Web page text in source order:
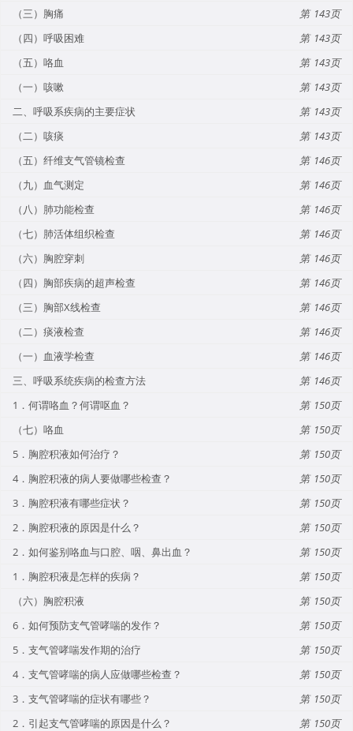
（三）胸痛
143
（四）呼吸困难
143
（五）咯血
143
（一）咳嗽
143
二、呼吸系疾病的主要症状
143
（二）咳痰
143
（五）纤维支气管镜检查
146
（九）血气测定
146
（八）肺功能检查
146
（七）肺活体组织检查
146
（六）胸腔穿刺
146
（四）胸部疾病的超声检查
146
（三）胸部X线检查
146
（二）痰液检查
146
（一）血液学检查
146
三、呼吸系统疾病的检查方法
146
1．何谓咯血？何谓呕血？
150
（七）咯血
150
5．胸腔积液如何治疗？
150
4．胸腔积液的病人要做哪些检查？
150
3．胸腔积液有哪些症状？
150
2．胸腔积液的原因是什么？
150
2．如何鉴别咯血与口腔、咽、鼻出血？
150
1．胸腔积液是怎样的疾病？
150
（六）胸腔积液
150
6．如何预防支气管哮喘的发作？
150
5．支气管哮喘发作期的治疗
150
4．支气管哮喘的病人应做哪些检查？
150
3．支气管哮喘的症状有哪些？
150
2．引起支气管哮喘的原因是什么？
150